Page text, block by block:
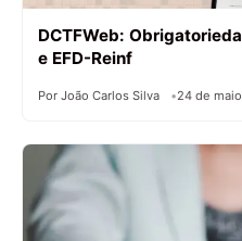
DCTFWeb:
e EFD-Reinf
Por João Carlos Silva 24 de